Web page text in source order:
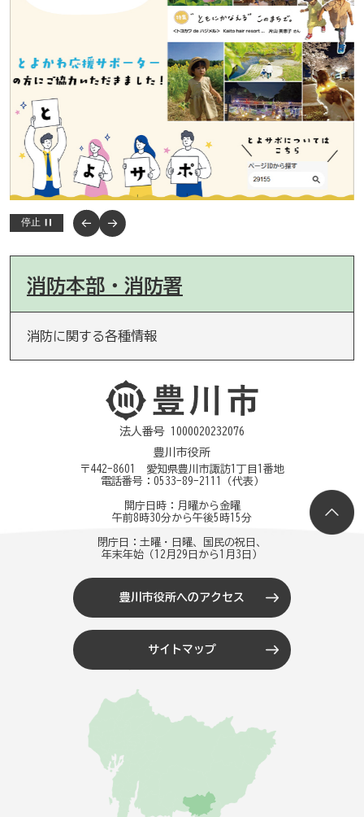
停止
消防本部・消防署
消防に関する各種情報
法人番号 1000020232076
豊川市役所
〒442-8601 愛知県豊川市諏訪1丁目1番地
電話番号： 0533-89-2111 （代表）
開庁日時：月曜から金曜
午前8時30分から午後5時15分
閉庁日：土曜・日曜、国民の祝日、
年末年始（12月29日から1月3日）
豊川市役所へのアクセス
サイトマップ